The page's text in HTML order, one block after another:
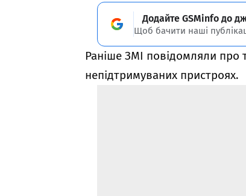
Додайте GSMinfo до
Щоб бачити наші
Раніше ЗМІ повідомляли про
непідтримуваних пристроях.